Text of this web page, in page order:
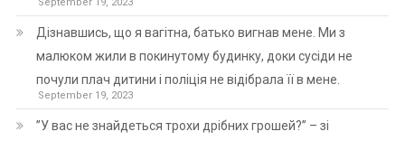
September 19, 2023
Дізнавшись, що я вагітна, батько вигнав мене. Ми з
малюком жили в покинутому будинку, доки сусіди не
почули плач дитини і поліція не відібрала її в мене.
September 19, 2023
”У вас не знайдеться трохи дрібних грошей?” – зі